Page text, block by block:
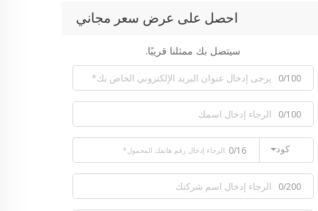
احصل على عرض سعر مجاني
سيتصل بك ممثلنا قريبًا.
0/100
0/100
كود 0/16
0/200